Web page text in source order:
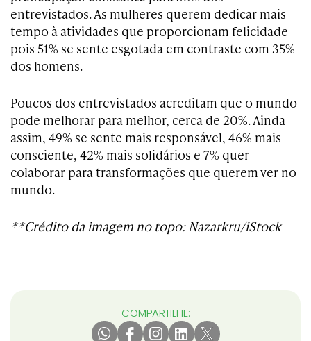
entrevistados. As mulheres querem dedicar mais
tempo à atividades que proporcionam felicidade
pois 51% se sente esgotada em contraste com 35%
dos homens.
Poucos dos entrevistados acreditam que o mundo
pode melhorar para melhor, cerca de 20%. Ainda
assim, 49% se sente mais responsável, 46% mais
consciente, 42% mais solidários e 7% quer
colaborar para transformações que querem ver no
mundo.
**Crédito da imagem no topo: Nazarkru/iStock
COMPARTILHE: